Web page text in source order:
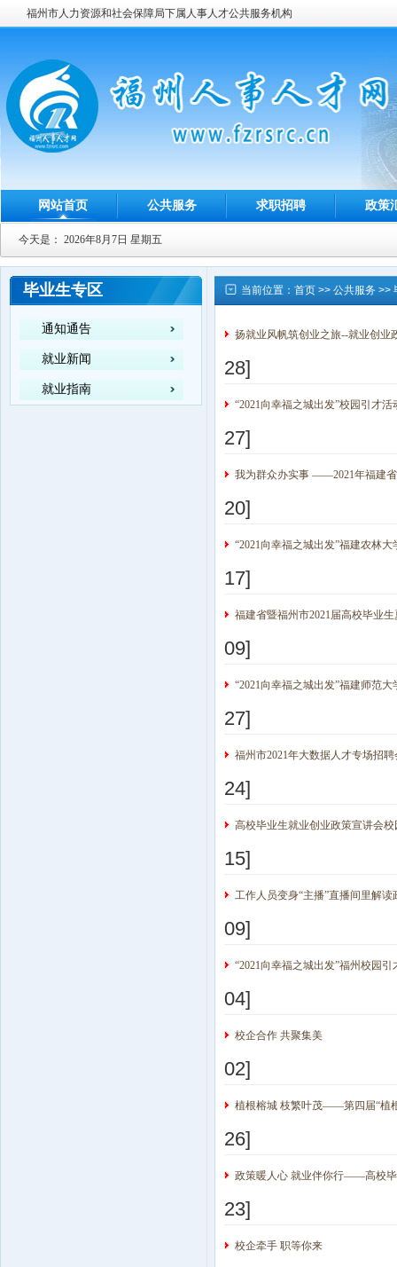
福州市人力资源和社会保障局下属人事人才公共服务机构
网站首页 公共服务 求职招聘 政策
今天是： 2026年8月7日 星期五
毕业生专区
通知通告
就业新闻
就业指南
当前位置： 首页 >> 公共服务 >>
扬就业风帆筑创业之旅--就业创业
28]
“2021向幸福之城出发”校园引才
27]
我为群众办实事 ——2021年福建
20]
“2021向幸福之城出发”福建农林
17]
福建省暨福州市2021届高校毕业
09]
“2021向幸福之城出发”福建师范
27]
福州市2021年大数据人才专场招聘
24]
高校毕业生就业创业政策宣讲会
15]
工作人员变身“主播”直播间里解
09]
“2021向幸福之城出发”福州校园
04]
校企合作 共聚集美
02]
植根榕城 枝繁叶茂——第四届“植
26]
政策暖人心 就业伴你行——高校
23]
校企牵手 职等你来